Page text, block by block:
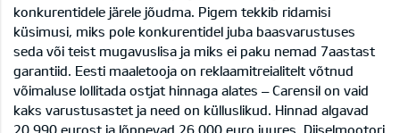
konkurentidele järele jõudma. Pigem tekkib ridamisi
küsimusi, miks pole konkurentidel juba baasvarustuses
seda või teist mugavuslisa ja miks ei paku nemad 7aastast
garantiid. Eesti maaletooja on reklaamitreialitelt võtnud
võimaluse lollitada ostjat hinnaga alates – Carensil on vaid
kaks varustusastet ja need on külluslikud. Hinnad algavad
20 990 eurost ja lõppevad 26 000 euro juures. Diiselmootori